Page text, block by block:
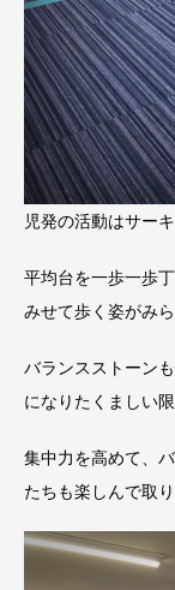
児発の活動はサー
平均台を一歩一歩
みせて歩く姿がみら
バランスストーン
になりたくましい限
集中力を高めて、
たちも楽しんで取